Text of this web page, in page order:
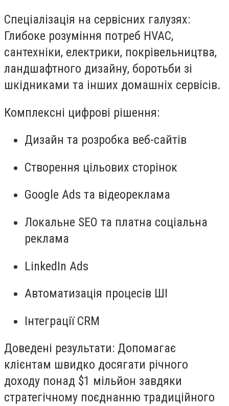
Спеціалізація на сервісних галузях:
Глибоке розуміння потреб HVAC,
сантехніки, електрики, покрівельництва,
ландшафтного дизайну, боротьби зі
шкідниками та інших домашніх сервісів.
Комплексні цифрові рішення:
Дизайн та розробка веб-сайтів
Створення цільових сторінок
Google Ads та відеореклама
Локальне SEO та платна соціальна
реклама
LinkedIn Ads
Автоматизація процесів ШІ
Інтеграції CRM
Доведені результати: Допомагає
клієнтам швидко досягати річного
доходу понад $1 мільйон завдяки
стратегічному поєднанню традиційного